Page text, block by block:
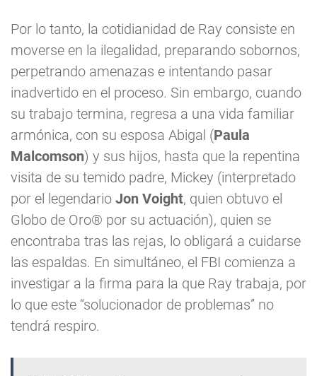
Por lo tanto, la cotidianidad de Ray consiste en
moverse en la ilegalidad, preparando sobornos,
perpetrando amenazas e intentando pasar
inadvertido en el proceso. Sin embargo, cuando
su trabajo termina, regresa a una vida familiar
armónica, con su esposa Abigal (Paula
Malcomson) y sus hijos, hasta que la repentina
visita de su temido padre, Mickey (interpretado
por el legendario Jon Voight, quien obtuvo el
Globo de Oro® por su actuación), quien se
encontraba tras las rejas, lo obligará a cuidarse
las espaldas. En simultáneo, el FBI comienza a
investigar a la firma para la que Ray trabaja, por
lo que este “solucionador de problemas” no
tendrá respiro.